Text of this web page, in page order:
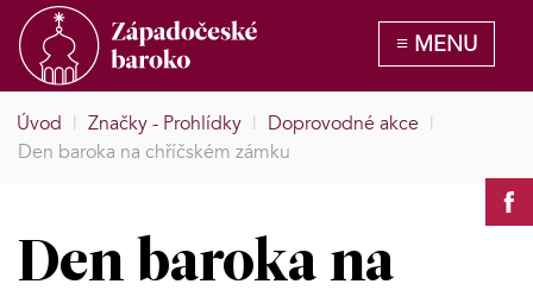
Úvod | Značky - Prohlídky | Doprovodné akce |
Den baroka na chříčském zámku
Den baroka na